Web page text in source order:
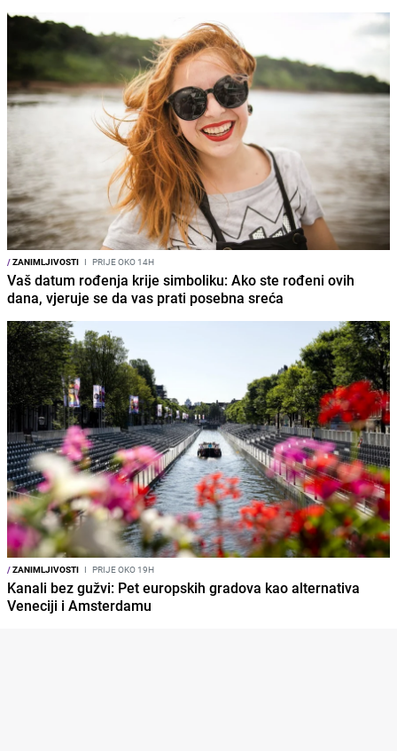
/ZANIMLJIVOSTI I PRIJE OKO 14H
Vaš datum rođenja krije simboliku: Ako ste rođeni ovih
dana, vjeruje se da vas prati posebna sreća
/ZANIMLJIVOSTI I PRIJE OKO 19H
Kanali bez gužvi: Pet europskih gradova kao alternativa
Veneciji i Amsterdamu